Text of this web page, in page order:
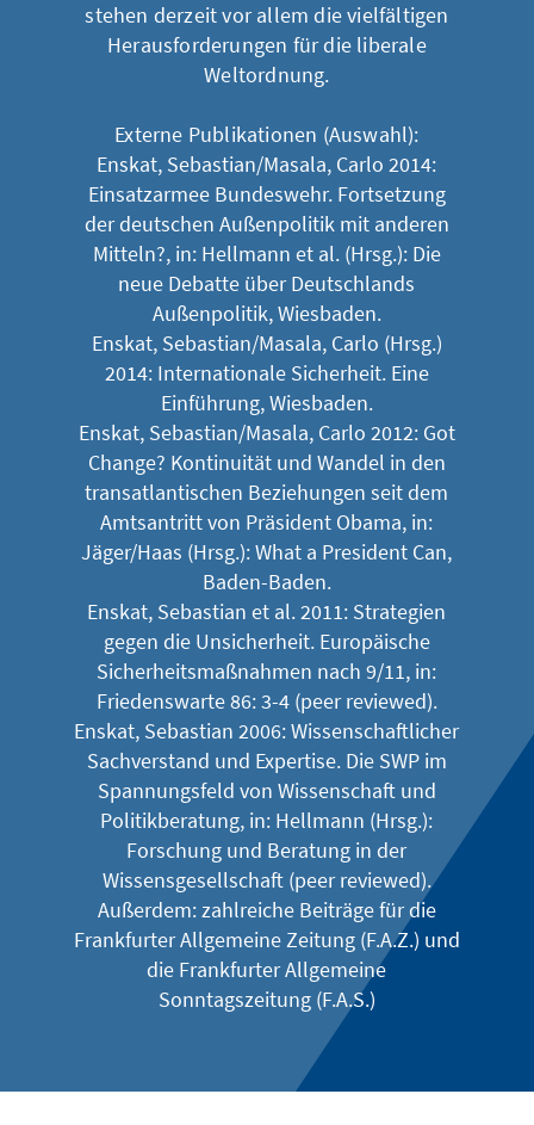
stehen derzeit vor allem die vielfältigen
Herausforderungen für die liberale
Weltordnung.
Externe Publikationen (Auswahl):
Enskat, Sebastian/Masala, Carlo 2014:
Einsatzarmee Bundeswehr. Fortsetzung
der deutschen Außenpolitik mit anderen
Mitteln?, in: Hellmann et al. (Hrsg.): Die
neue Debatte über Deutschlands
Außenpolitik, Wiesbaden.
Enskat, Sebastian/Masala, Carlo (Hrsg.)
2014: Internationale Sicherheit. Eine
Einführung, Wiesbaden.
Enskat, Sebastian/Masala, Carlo 2012: Got
Change? Kontinuität und Wandel in den
transatlantischen Beziehungen seit dem
Amtsantritt von Präsident Obama, in:
Jäger/Haas (Hrsg.): What a President Can,
Baden-Baden.
Enskat, Sebastian et al. 2011: Strategien
gegen die Unsicherheit. Europäische
Sicherheitsmaßnahmen nach 9/11, in:
Friedenswarte 86: 3-4 (peer reviewed).
Enskat, Sebastian 2006: Wissenschaftlicher
Sachverstand und Expertise. Die SWP im
Spannungsfeld von Wissenschaft und
Politikberatung, in: Hellmann (Hrsg.):
Forschung und Beratung in der
Wissensgesellschaft (peer reviewed).
Außerdem: zahlreiche Beiträge für die
Frankfurter Allgemeine Zeitung (F.A.Z.) und
die Frankfurter Allgemeine
Sonntagszeitung (F.A.S.)